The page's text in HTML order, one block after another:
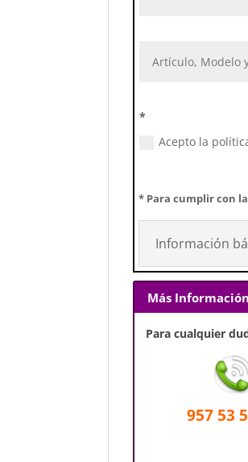
*
Acepto la
* Para cumplir con
Información
Más Información
Para cualquier
957 53